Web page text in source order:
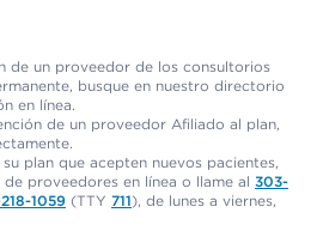
de un proveedor de los consultorios
busque en nuestro directorio
en línea.
de un proveedor Afiliado al plan,
plan que acepten nuevos pacientes,
proveedores en línea o llame al 303-
1059 (TTY 711), de lunes a viernes,